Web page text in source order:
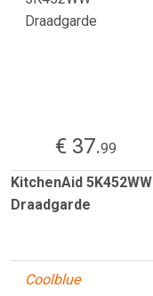
€ 37.99
KitchenAid 5K452WW
Draadgarde
Coolblue